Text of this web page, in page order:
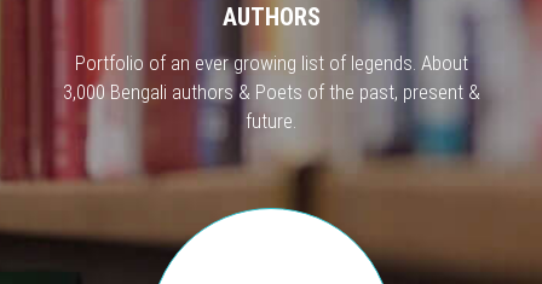
AUTHORS
Portfolio of an ever growing list of legends. About
3,000 Bengali authors & Poets of the past, present &
future.